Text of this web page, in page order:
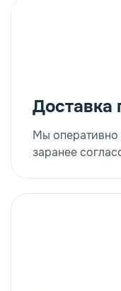
Мы оперативно
заранее